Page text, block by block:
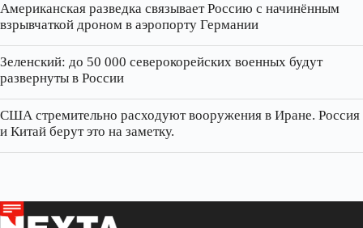
Американская разведка связывает Россию с начинённым
взрывчаткой дроном в аэропорту Германии
Зеленский: до 50 000 северокорейских военных будут
развернуты в России
США стремительно расходуют вооружения в Иране. Россия
и Китай берут это на заметку.